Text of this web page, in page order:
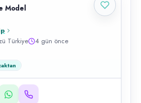
Model
Türkiye
4 gün önce